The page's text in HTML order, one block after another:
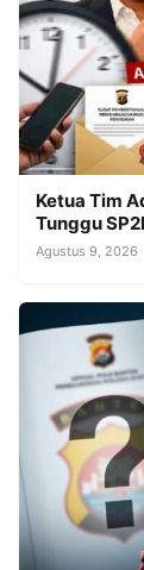
Ketua Tim
Tunggu
Agustus 9, 2026